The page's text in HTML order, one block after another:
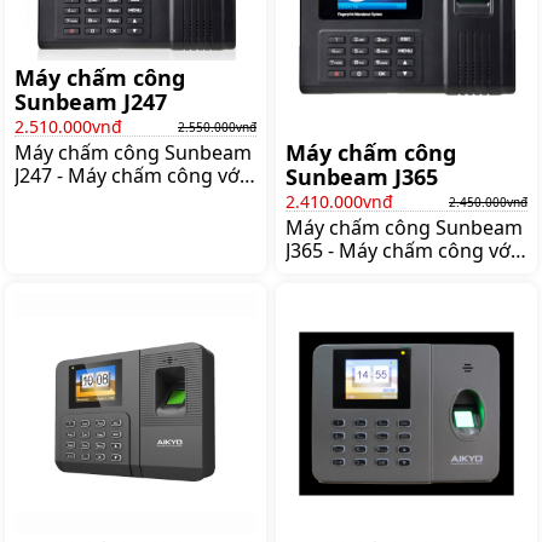
máy chấm công Thiết kế
nhỏ gọn Có thiết kế tối
giản với các
Máy chấm công
Sunbeam J247
2.510.000vnđ 2.550.000vnđ
Máy chấm công Sunbeam
J247 - Máy chấm công với
nghiệp có những yêu cầu
chấm công và tính công
khác nhau nên lựa chọn
máy chấm công và phần
mềm chấm công đi kèm
theo là vấn đề khá
Máy chấm công
Sunbeam J365
2.410.000vnđ 2.450.000vnđ
Máy chấm công Sunbeam
J365 - Máy chấm công với
đối với các doanh nghiệp
tại Việt Nam hiện nay bởi
tùy theo từng doanh
nghiệp có những yêu cầu
chấm công và tính công
khác nhau nên lựa chọn
máy chấm công và phần
mềm chấm công đi kèm